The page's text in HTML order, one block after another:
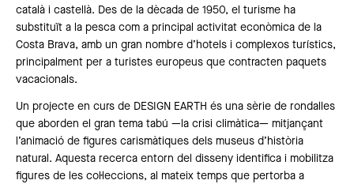
català i castellà. Des de la dècada de 1950, el turisme ha
substituït a la pesca com a principal activitat econòmica de la
Costa Brava, amb un gran nombre d’hotels i complexos turístics,
principalment per a turistes europeus que contracten paquets
vacacionals.
Un projecte en curs de DESIGN EARTH és una sèrie de rondalles
que aborden el gran tema tabú —la crisi climàtica— mitjançant
l’animació de figures carismàtiques dels museus d’història
natural. Aquesta recerca entorn del disseny identifica i mobilitza
figures de les col·leccions, al mateix temps que pertorba a